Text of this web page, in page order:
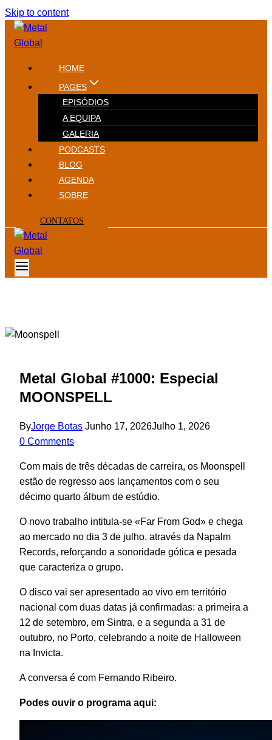
Skip to content
HOME
PAGES
EPISÓDIOS
A EQUIPA
GALERIA
PODCASTS
BLOG
AGENDA
SOBRE
CONTATOS
Metal Global #1000: Especial
MOONSPELL
ByJorge Botas Junho 17, 2026Julho 1, 2026
0 Comments
Com mais de três décadas de carreira, os Moonspell
estão de regresso aos lançamentos com o seu
décimo quarto álbum de estúdio.
O novo trabalho intitula-se «Far From God» e chega
ao mercado no dia 3 de julho, através da Napalm
Records, reforçando a sonoridade gótica e pesada
que caracteriza o grupo.
O disco vai ser apresentado ao vivo em território
nacional com duas datas já confirmadas: a primeira a
12 de setembro, em Sintra, e a segunda a 31 de
outubro, no Porto, celebrando a noite de Halloween
na Invicta.
A conversa é com Fernando Ribeiro.
Podes ouvir o programa aqui: